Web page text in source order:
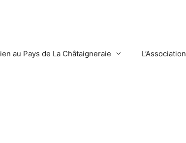
au Pays de La Châtaigneraie L’Association